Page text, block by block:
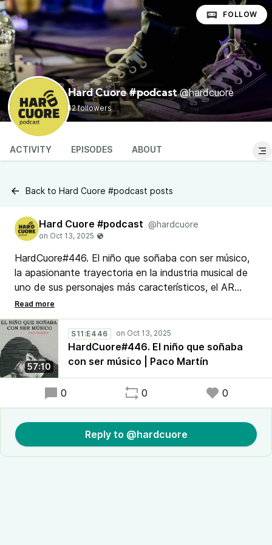
Hard Cuore #podcast @hardcuore
12 followers
FOLLOW
ACTIVITY EPISODES ABOUT
Back to Hard Cuore #podcast posts
Hard Cuore #podcast @hardcuore
HardCuore#446. El niño que soñaba con ser músico,
la apasionante trayectoria en la industria musical de
uno de sus personajes más característicos, el AR
#PacoMartín. Con el acompañamiento musical de
algunos de sus descubrimientos: de los Hombres G a
Elkin & Nelson, pasando por Los Rodríguez,
Especialistas o Antonio Vega, entre otros muchos.
Un #podcast de #RadioMalva
57:10
S11:E446
HardCuore#446. El niño que soñaba
con ser músico | Paco Martín
0 0 0
Reply to @hardcuore